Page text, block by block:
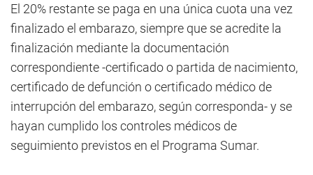
El 20% restante se paga en una única cuota una vez
finalizado el embarazo, siempre que se acredite la
finalización mediante la documentación
correspondiente -certificado o partida de nacimiento,
certificado de defunción o certificado médico de
interrupción del embarazo, según corresponda- y se
hayan cumplido los controles médicos de
seguimiento previstos en el Programa Sumar.